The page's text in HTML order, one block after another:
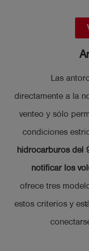
Las
directamente a la
venteo y sólo
condiciones
hidrocarburos del
notificar los
ofrece tres
estos criterios y